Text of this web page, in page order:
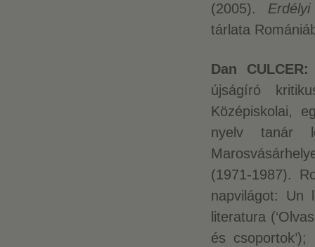
(2005).
tárlata
Dan CULCER:
újságíró
Középiskolai,
nyelv tanár
(1971-1987).
napvilágot: Un
literatura
és